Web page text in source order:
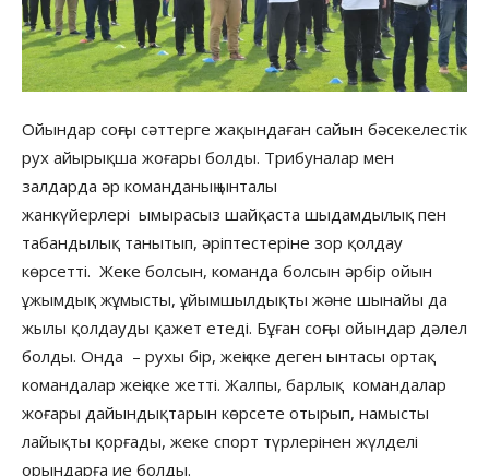
Ойындар соңғы сәттерге жақындаған сайын бәсекелестік
рух айырықша жоғары болды. Трибуналар мен
залдарда әр команданың ынталы
жанкүйерлері ымырасыз шайқаста шыдамдылық пен
табандылық танытып, әріптестеріне зор қолдау
көрсетті. Жеке болсын, команда болсын әрбір ойын
ұжымдық жұмысты, ұйымшылдықты және шынайы да
жылы қолдауды қажет етеді. Бұған соңғы ойындар дәлел
болды. Онда – рухы бір, жеңіске деген ынтасы ортақ
командалар жеңіске жетті. Жалпы, барлық командалар
жоғары дайындықтарын көрсете отырып, намысты
лайықты қорғады, жеке спорт түрлерінен жүлделі
орындарға ие болды.